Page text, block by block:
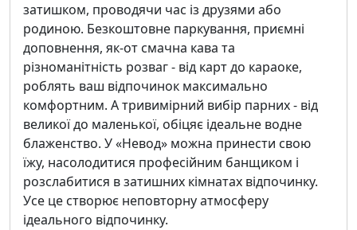
затишком, проводячи час із друзями або
родиною. Безкоштовне паркування, приємні
доповнення, як-от смачна кава та
різноманітність розваг - від карт до караоке,
роблять ваш відпочинок максимально
комфортним. А тривимірний вибір парних - від
великої до маленької, обіцяє ідеальне водне
блаженство. У «Невод» можна принести свою
їжу, насолодитися професійним банщиком і
розслабитися в затишних кімнатах відпочинку.
Усе це створює неповторну атмосферу
ідеального відпочинку.